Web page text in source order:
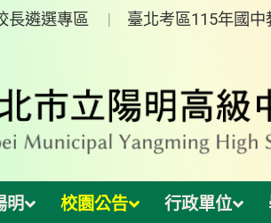
長遴選專區 臺北考區115年國
明 校園公告 行政單位